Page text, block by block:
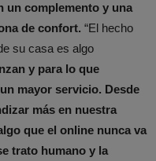
un complemento y una
de confort. “El hecho
su casa es algo
y para lo que
mayor servicio. Desde
más en nuestra
que el online nunca va
trato humano y la